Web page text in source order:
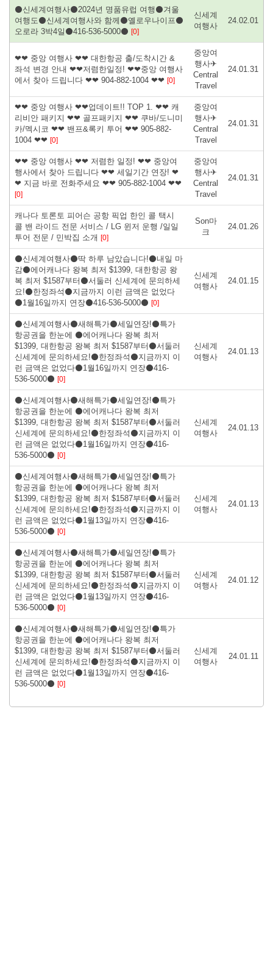
⚫신세계여행사⚫2024년 명품유럽 여행⚫겨울
여행도⚫신세계여행사와 함께⚫옐로우나이프⚫
오로라 3박4일⚫416-536-5000⚫ [0]
신세계
여행사
24.02.01
❤❤ 중앙 여행사 ❤❤ 대한항공 출/도착시간 &
좌석 변경 안내 ❤❤저렴한일정! ❤❤중앙 여행사
에서 찾아 드립니다 ❤❤ 904-882-1004 ❤❤ [0]
중앙여
행사✈
Central
Travel
24.01.31
❤❤ 중앙 여행사 ❤❤업데이트!! TOP 1. ❤❤ 캐
리비안 패키지 ❤❤ 골프패키지 ❤❤ 쿠바/도니미
카/멕시코 ❤❤ 밴프&록키 투어 ❤❤ 905-882-
1004 ❤❤ [0]
중앙여
행사✈
Central
Travel
24.01.31
❤❤ 중앙 여행사 ❤❤ 저렴한 일정! ❤❤ 중앙여
행사에서 찾아 드립니다 ❤❤ 세일기간 연장! ❤
❤ 지금 바로 전화주세요 ❤❤ 905-882-1004 ❤❤
[0]
중앙여
행사✈
Central
Travel
24.01.31
캐나다 토론토 피어슨 공항 픽업 한인 콜 택시
콜 밴 라이드 전문 서비스 / LG 윈저 운행 /일일
투어 전문 / 민박집 소개 [0]
Son마
크
24.01.26
⚫신세계여행사⚫딱 하루 남았습니다!⚫내일 마
감⚫에어캐나다 왕복 최저 $1399, 대한항공 왕
복 최저 $1587부터⚫서둘러 신세계에 문의하세
요!⚫한정좌석⚫지금까지 이런 금액은 없었다
⚫1월16일까지 연장⚫416-536-5000⚫ [0]
신세계
여행사
24.01.15
⚫신세계여행사⚫새해특가⚫세일연장!⚫특가
항공권을 한눈에 ⚫에어캐나다 왕복 최저
$1399, 대한항공 왕복 최저 $1587부터⚫서둘러
신세계에 문의하세요!⚫한정좌석⚫지금까지 이
런 금액은 없었다⚫1월16일까지 연장⚫416-
536-5000⚫ [0]
신세계
여행사
24.01.13
⚫신세계여행사⚫새해특가⚫세일연장!⚫특가
항공권을 한눈에 ⚫에어캐나다 왕복 최저
$1399, 대한항공 왕복 최저 $1587부터⚫서둘러
신세계에 문의하세요!⚫한정좌석⚫지금까지 이
런 금액은 없었다⚫1월16일까지 연장⚫416-
536-5000⚫ [0]
신세계
여행사
24.01.13
⚫신세계여행사⚫새해특가⚫세일연장!⚫특가
항공권을 한눈에 ⚫에어캐나다 왕복 최저
$1399, 대한항공 왕복 최저 $1587부터⚫서둘러
신세계에 문의하세요!⚫한정좌석⚫지금까지 이
런 금액은 없었다⚫1월13일까지 연장⚫416-
536-5000⚫ [0]
신세계
여행사
24.01.13
⚫신세계여행사⚫새해특가⚫세일연장!⚫특가
항공권을 한눈에 ⚫에어캐나다 왕복 최저
$1399, 대한항공 왕복 최저 $1587부터⚫서둘러
신세계에 문의하세요!⚫한정좌석⚫지금까지 이
런 금액은 없었다⚫1월13일까지 연장⚫416-
536-5000⚫ [0]
신세계
여행사
24.01.12
⚫신세계여행사⚫새해특가⚫세일연장!⚫특가
항공권을 한눈에 ⚫에어캐나다 왕복 최저
$1399, 대한항공 왕복 최저 $1587부터⚫서둘러
신세계에 문의하세요!⚫한정좌석⚫지금까지 이
런 금액은 없었다⚫1월13일까지 연장⚫416-
536-5000⚫ [0]
신세계
여행사
24.01.11